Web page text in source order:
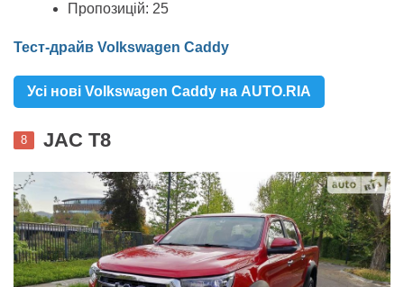
Пропозицій: 25
Тест-драйв Volkswagen Caddy
Усі нові Volkswagen Caddy на AUTO.RIA
8 JAC T8